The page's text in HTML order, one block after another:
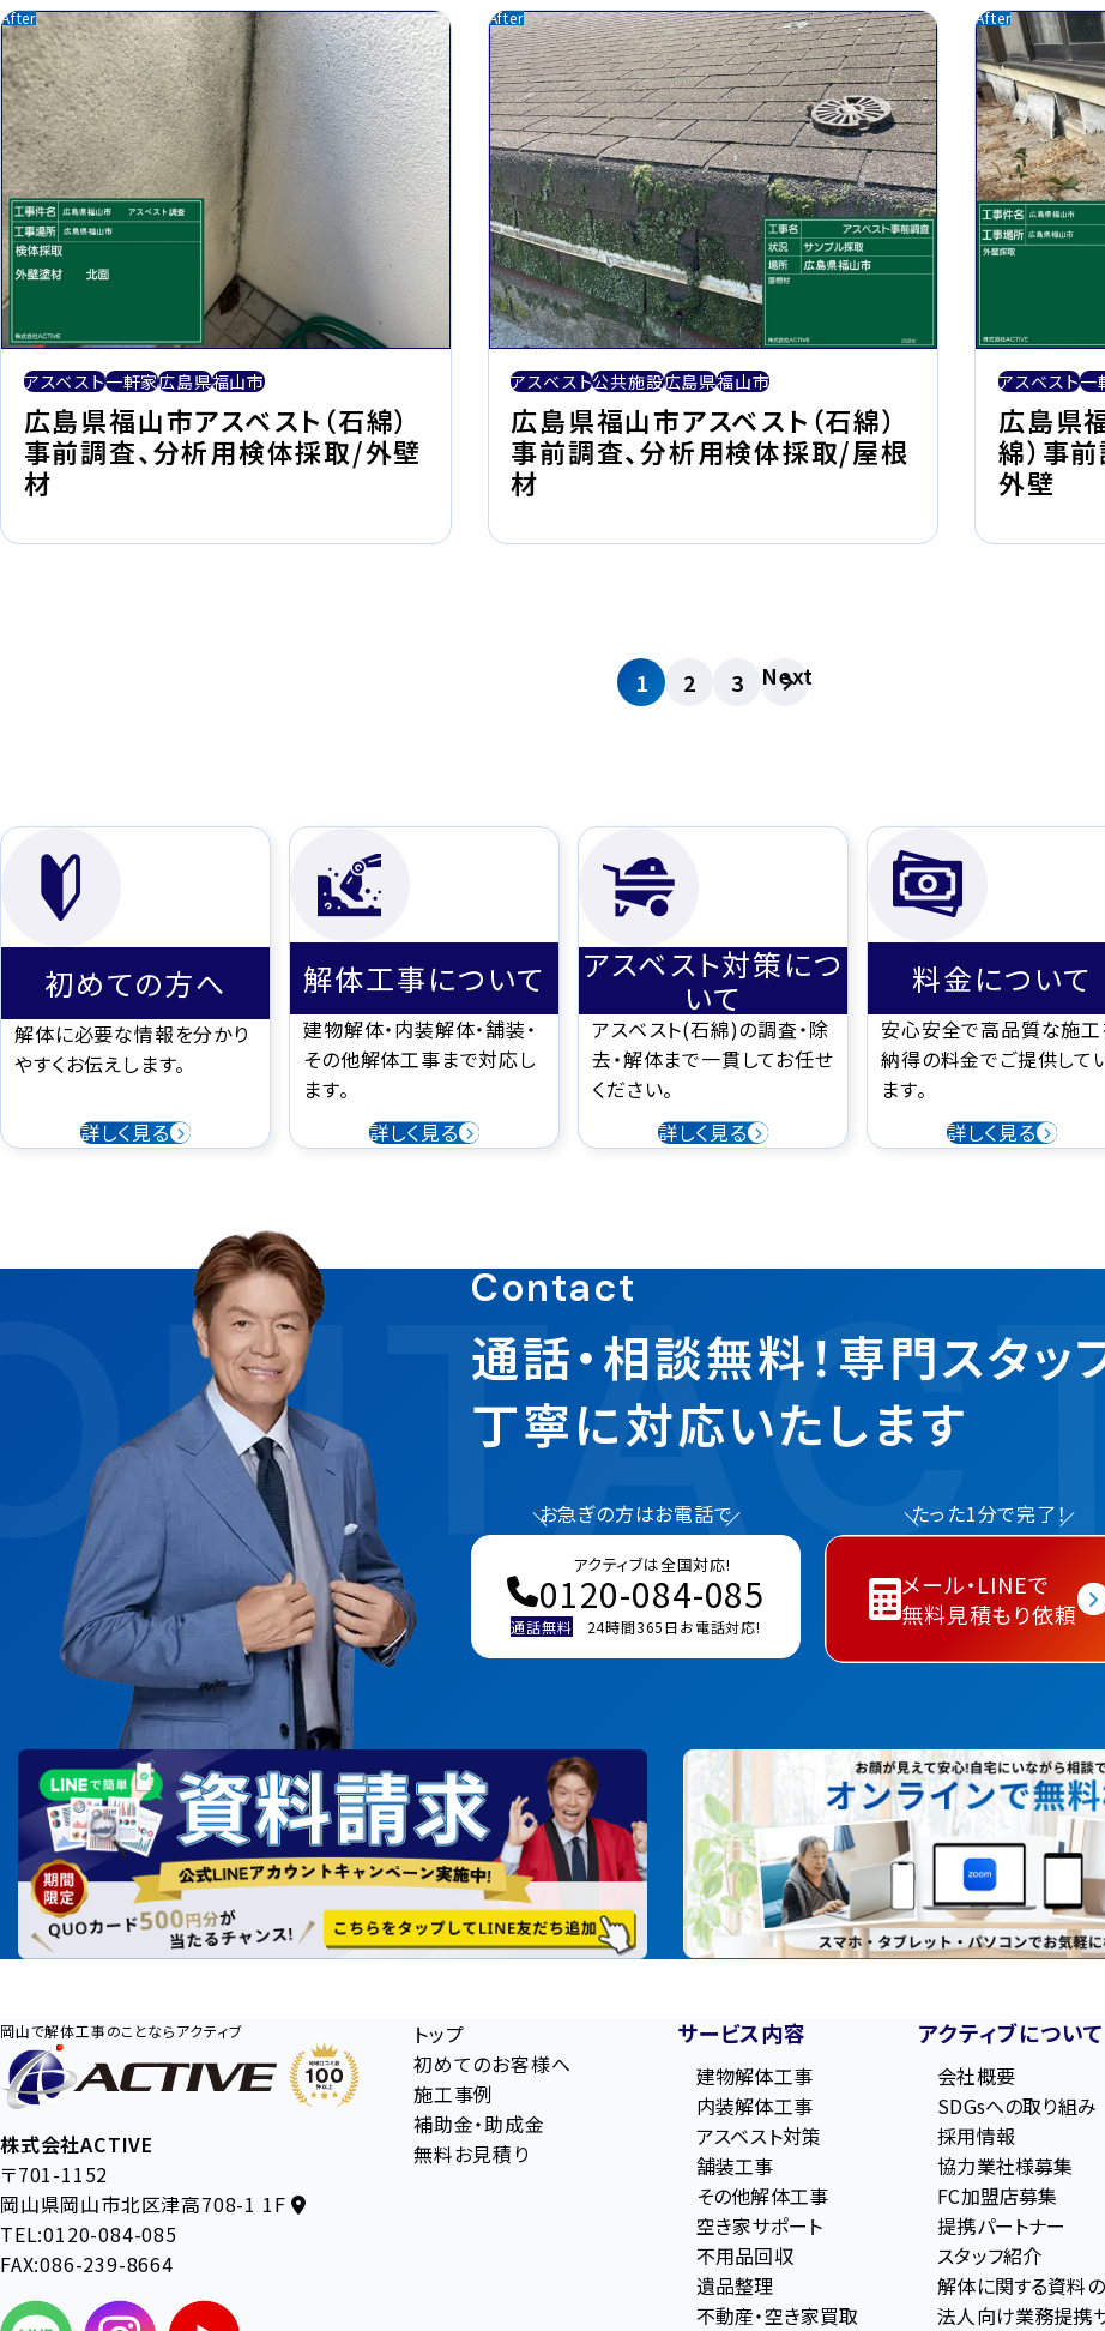
アスベスト一軒家広島県福山市
広島県福山市アスベスト（石綿）
事前調査、分析用検体採取/外壁
材
アスベスト公共施設広島県福山市
広島県福山市アスベスト（石綿）
事前調査、分析用検体採取/屋根
材
アスベスト一
広島県
綿）事
外壁
1 2 3 Next
初めての方へ
解体に必要な情報を分かり
やすくお伝えします。
詳しく見る
解体工事について
建物解体・内装解体・舗装・
その他解体工事まで対応し
ます。
詳しく見る
アスベスト対策につ
いて
アスベスト(石綿)の調査・除
去・解体まで一貫してお任せ
ください。
詳しく見る
料金について
安心安全で高品質な施工
納得の料金でご提供して
ます。
詳しく見る
Contact
通話・相談無料！専門スタッ
丁寧に対応いたします
お急ぎの方はお電話で
アクティブは全国対応!
0120-084-085
通話無料 24時間365日お電話対応!
たった1分で完了！
メール・LINEで
無料見積もり依頼
岡山で解体工事のことならアクティブ
株式会社ACTIVE
〒701-1152
岡山県岡山市北区津高708-1 1F
TEL:0120-084-085
FAX:086-239-8664
トップ
初めてのお客様へ
施工事例
補助金・助成金
無料お見積り
サービス内容
建物解体工事
内装解体工事
アスベスト対策
舗装工事
その他解体工事
空き家サポート
不用品回収
遺品整理
不動産・空き家買取
アクティブについて
会社概要
SDGsへの取り組み
採用情報
協力業社様募集
FC加盟店募集
提携パートナー
スタッフ紹介
解体に関する資料
法人向け業務提携